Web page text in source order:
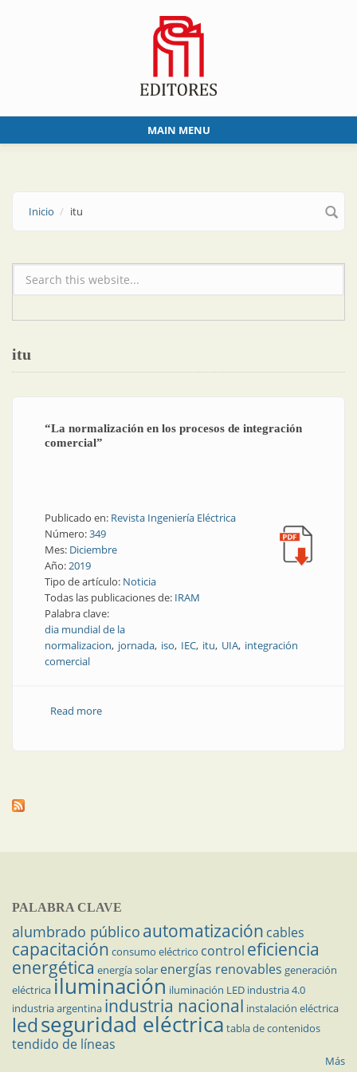
MAIN MENU
Inicio itu
Formulario de búsqueda
itu
“La normalización en los procesos de integración
comercial”
Publicado en: Revista Ingeniería Eléctrica
Número:349
Mes: Diciembre
Año:2019
Tipo de artículo: Noticia
Todas las publicaciones de: IRAM
Palabra clave:
dia mundial de la
normalizacion jornada iso IEC itu UIA integración
comercial
Read moreabout “La normalización en los procesos de
PALABRA CLAVE
alumbrado público automatización cables
capacitación consumo eléctrico control eficiencia
energética energía solar energías renovables generación
eléctricailuminación iluminación LED industria 4.0
industria argentina industria nacional instalación eléctrica
ledseguridad eléctrica tabla de contenidos
tendido de líneas
Más